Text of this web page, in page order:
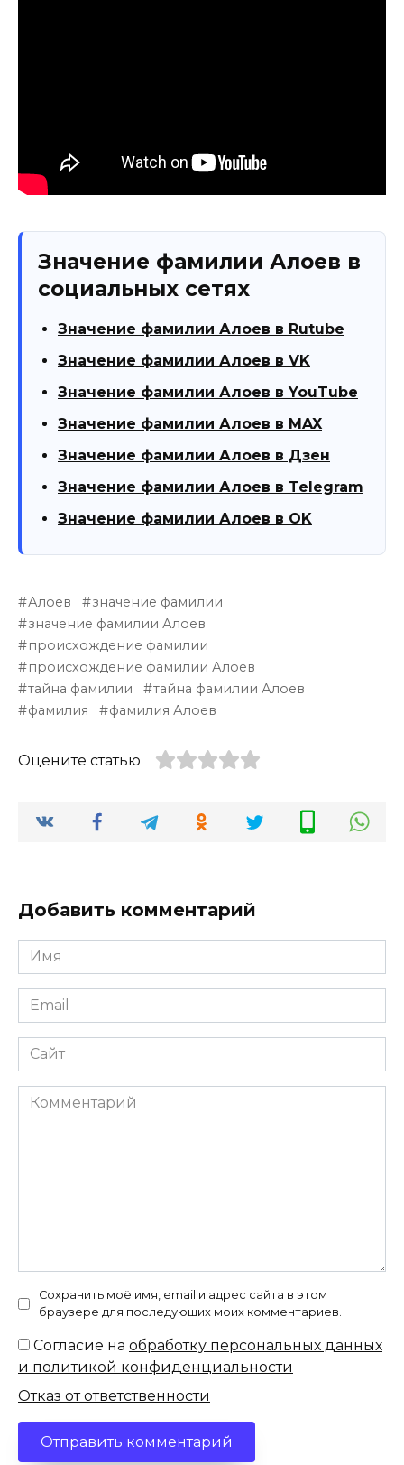
Значение фамилии Алоев в
социальных сетях
Значение фамилии Алоев в Rutube
Значение фамилии Алоев в VK
Значение фамилии Алоев в YouTube
Значение фамилии Алоев в MAX
Значение фамилии Алоев в Дзен
Значение фамилии Алоев в Telegram
Значение фамилии Алоев в OK
Алоев
значение фамилии
значение фамилии Алоев
происхождение фамилии
происхождение фамилии Алоев
тайна фамилии
тайна фамилии Алоев
фамилия
фамилия Алоев
Оцените статью
Добавить комментарий
Имя
*
Email
*
Сайт
Комментарий
Сохранить моё имя, email и адрес сайта в этом
браузере для последующих моих комментариев.
Согласие на обработку персональных данных
и политикой конфиденциальности
Отказ от ответственности